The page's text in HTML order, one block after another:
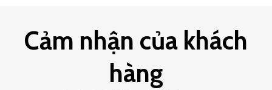
Cảm nhận của khách
hàng